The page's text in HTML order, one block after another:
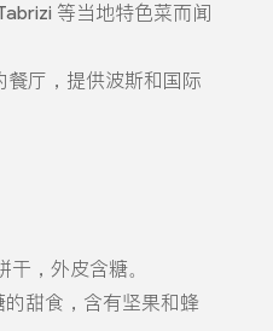
等当地特色菜而闻
餐厅，提供波斯和国际
干，外皮含糖。
的甜食，含有坚果和蜂